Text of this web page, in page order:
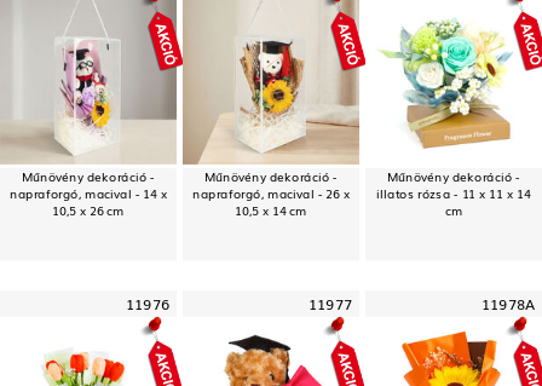
Műnövény dekoráció -
napraforgó, macival - 14 x
10,5 x 26 cm
Műnövény dekoráció -
napraforgó, macival - 26 x
10,5 x 14 cm
Műnövény dekoráció -
illatos rózsa - 11 x 11 x 14
cm
11976 11977 11978A